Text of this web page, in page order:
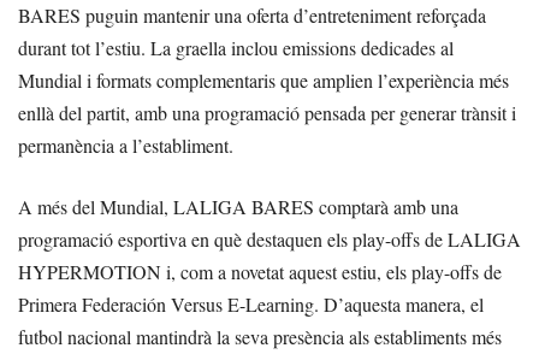
BARES puguin mantenir una oferta d’entreteniment reforçada
durant tot l’estiu. La graella inclou emissions dedicades al
Mundial i formats complementaris que amplien l’experiència més
enllà del partit, amb una programació pensada per generar trànsit i
permanència a l’establiment.
A més del Mundial, LALIGA BARES comptarà amb una
programació esportiva en què destaquen els play-offs de LALIGA
HYPERMOTION i, com a novetat aquest estiu, els play-offs de
Primera Federación Versus E-Learning. D’aquesta manera, el
futbol nacional mantindrà la seva presència als establiments més